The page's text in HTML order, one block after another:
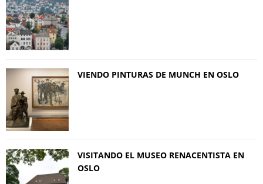
VIENDO PINTURAS DE MUNCH EN OSLO
VISITANDO EL MUSEO RENACENTISTA EN
OSLO